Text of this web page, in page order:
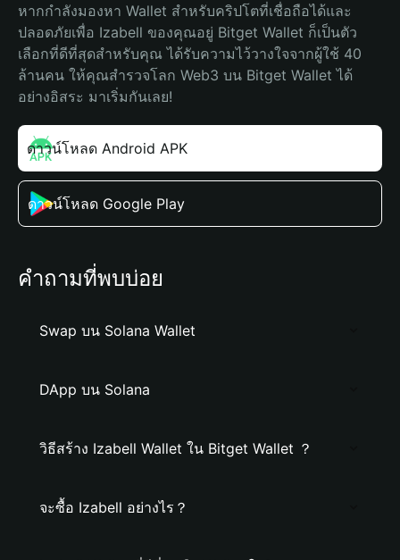
หากกำลังมองหา Wallet สำหรับคริปโตที่เชื่อถือได้และ
ปลอดภัยเพื่อ Izabell ของคุณอยู่ Bitget Wallet ก็เป็นตัว
เลือกที่ดีที่สุดสำหรับคุณ ได้รับความไว้วางใจจากผู้ใช้ 40
ล้านคน ให้คุณสำรวจโลก Web3 บน Bitget Wallet ได้
อย่างอิสระ มาเริ่มกันเลย!
ดาวน์โหลด Android APK
ดาวน์โหลด Google Play
คำถามที่พบบ่อย
Swap บน Solana Wallet
DApp บน Solana
วิธีสร้าง Izabell Wallet ใน Bitget Wallet ？
จะซื้อ Izabell อย่างไร？